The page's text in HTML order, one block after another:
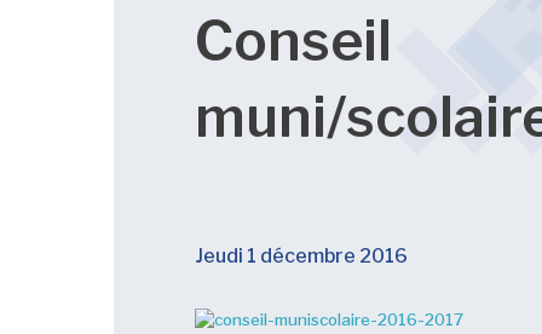
Conseil
muni/
Jeudi 1 décembre 2016